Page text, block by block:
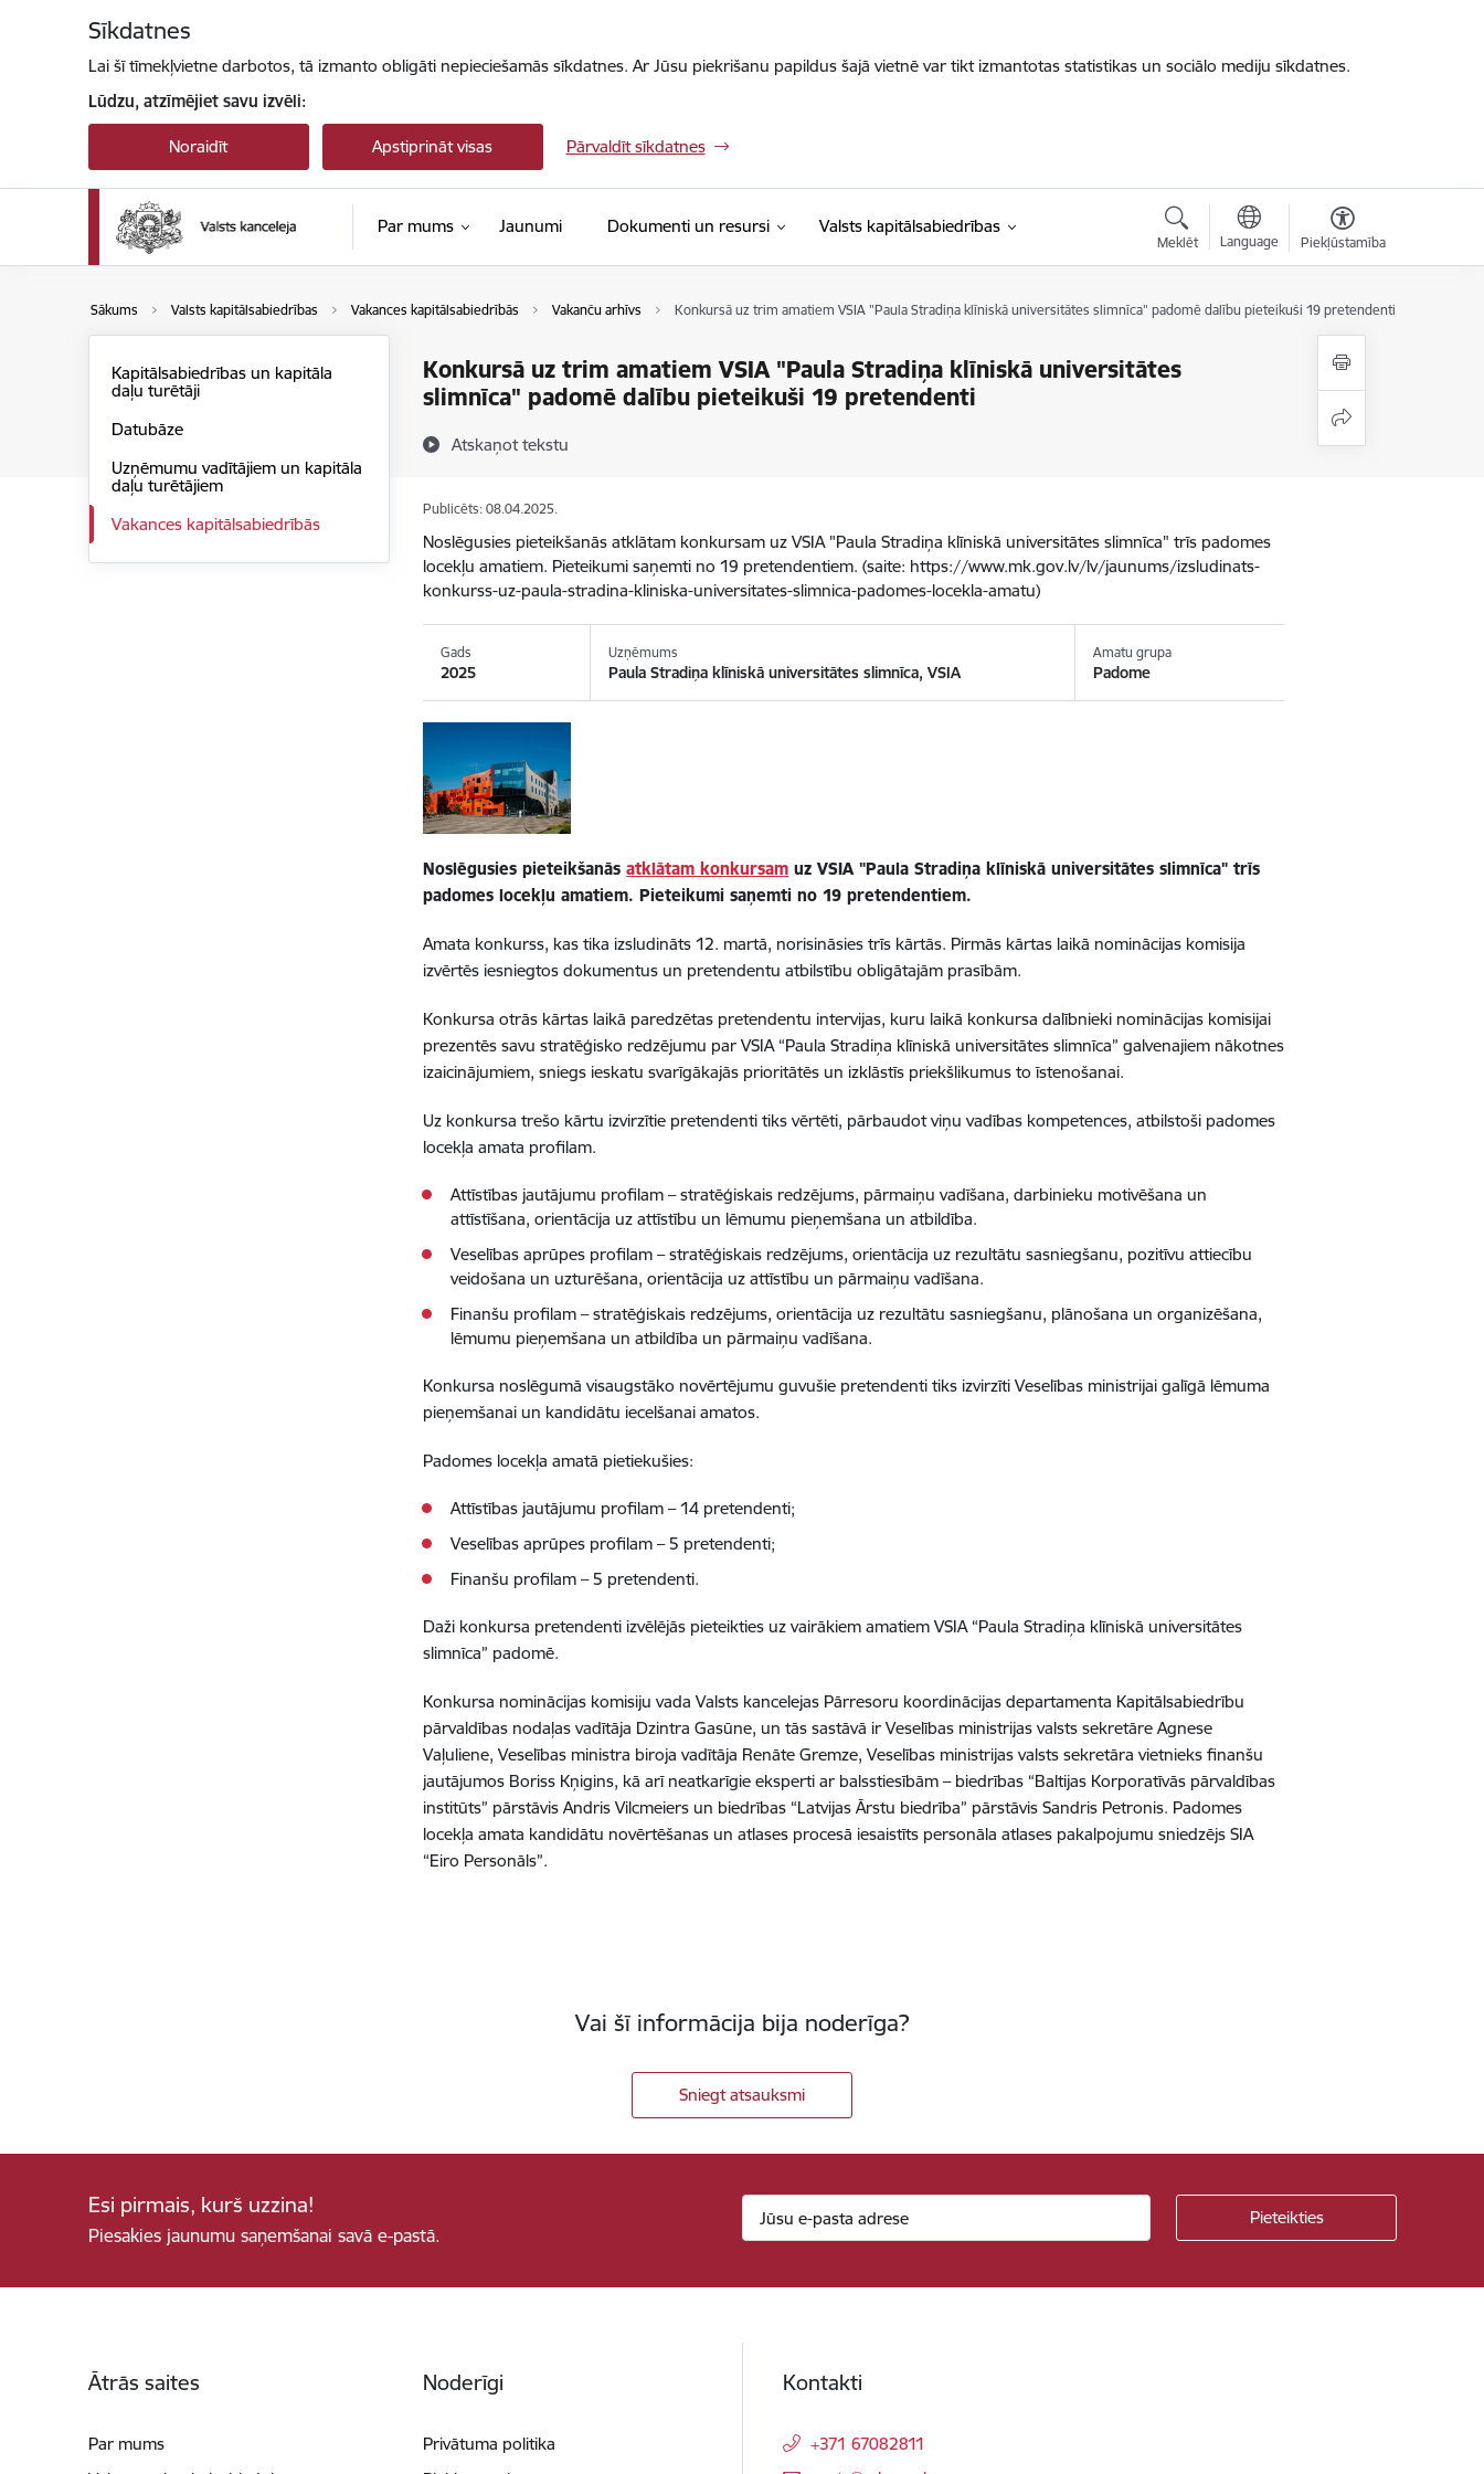
Sīkdatnes
Lai šī tīmekļvietne darbotos, tā izmanto obligāti nepieciešamās sīkdatnes. Ar Jūsu piekrišanu papildus šajā vietnē var tikt izmantotas statistikas un sociālo mediju sīkdatnes.
Lūdzu, atzīmējiet savu izvēli:
Noraidīt Apstiprināt visas Pārvaldīt sīkdatnes
Par mums Jaunumi Dokumenti un resursi Valsts kapitālsabiedrības
Meklēt Language Piekļūstamība
Sākums Valsts kapitālsabiedrības Vakances kapitālsabiedrībās Vakanču arhīvs Konkursā uz trim amatiem VSIA "Paula Stradiņa klīniskā universitātes slimnīca" padomē dalību pieteikuši 19 pretendenti
Konkursā uz trim amatiem VSIA "Paula Stradiņa klīniskā universitātes
slimnīca" padomē dalību pieteikuši 19 pretendenti
Atskaņot tekstu
Kapitālsabiedrības un kapitāla
daļu turētāji
Datubāze
Uzņēmumu vadītājiem un kapitāla
daļu turētājiem
Vakances kapitālsabiedrībās
Publicēts: 08.04.2025.
Noslēgusies pieteikšanās atklātam konkursam uz VSIA "Paula Stradiņa klīniskā universitātes slimnīca" trīs padomes
locekļu amatiem. Pieteikumi saņemti no 19 pretendentiem. (saite: https://www.mk.gov.lv/lv/jaunums/izsludinats-
konkurss-uz-paula-stradina-kliniska-universitates-slimnica-padomes-locekla-amatu)
Gads
2025
Uzņēmums
Paula Stradiņa klīniskā universitātes slimnīca, VSIA
Amatu grupa
Padome
Noslēgusies pieteikšanāsatklātam konkursam uz VSIA "Paula Stradiņa klīniskā universitātes slimnīca" trīs
padomes locekļu amatiem. Pieteikumi saņemti no 19 pretendentiem.
Amata konkurss, kas tika izsludināts 12. martā, norisināsies trīs kārtās. Pirmās kārtas laikā nominācijas komisija
izvērtēs iesniegtos dokumentus un pretendentu atbilstību obligātajām prasībām.
Konkursa otrās kārtas laikā paredzētas pretendentu intervijas, kuru laikā konkursa dalībnieki nominācijas komisijai
prezentēs savu stratēģisko redzējumu par VSIA “Paula Stradiņa klīniskā universitātes slimnīca” galvenajiem nākotnes
izaicinājumiem, sniegs ieskatu svarīgākajās prioritātēs un izklāstīs priekšlikumus to īstenošanai.
Uz konkursa trešo kārtu izvirzītie pretendenti tiks vērtēti, pārbaudot viņu vadības kompetences, atbilstoši padomes
locekļa amata profilam.
Attīstības jautājumu profilam – stratēģiskais redzējums, pārmaiņu vadīšana, darbinieku motivēšana un
attīstīšana, orientācija uz attīstību un lēmumu pieņemšana un atbildība.
Veselības aprūpes profilam – stratēģiskais redzējums, orientācija uz rezultātu sasniegšanu, pozitīvu attiecību
veidošana un uzturēšana, orientācija uz attīstību un pārmaiņu vadīšana.
Finanšu profilam – stratēģiskais redzējums, orientācija uz rezultātu sasniegšanu, plānošana un organizēšana,
lēmumu pieņemšana un atbildība un pārmaiņu vadīšana.
Konkursa noslēgumā visaugstāko novērtējumu guvušie pretendenti tiks izvirzīti Veselības ministrijai galīgā lēmuma
pieņemšanai un kandidātu iecelšanai amatos.
Padomes locekļa amatā pietiekušies:
Attīstības jautājumu profilam – 14 pretendenti;
Veselības aprūpes profilam – 5 pretendenti;
Finanšu profilam – 5 pretendenti.
Daži konkursa pretendenti izvēlējās pieteikties uz vairākiem amatiem VSIA “Paula Stradiņa klīniskā universitātes
slimnīca” padomē.
Konkursa nominācijas komisiju vada Valsts kancelejas Pārresoru koordinācijas departamenta Kapitālsabiedrību
pārvaldības nodaļas vadītāja Dzintra Gasūne, un tās sastāvā ir Veselības ministrijas valsts sekretāre Agnese
Vaļuliene, Veselības ministra biroja vadītāja Renāte Gremze, Veselības ministrijas valsts sekretāra vietnieks finanšu
jautājumos Boriss Kņigins, kā arī neatkarīgie eksperti ar balsstiesībām – biedrības “Baltijas Korporatīvās pārvaldības
institūts” pārstāvis Andris Vilcmeiers un biedrības “Latvijas Ārstu biedrība” pārstāvis Sandris Petronis. Padomes
locekļa amata kandidātu novērtēšanas un atlases procesā iesaistīts personāla atlases pakalpojumu sniedzējs SIA
“Eiro Personāls”.
Vai šī informācija bija noderīga?
Sniegt atsauksmi
Esi pirmais, kurš uzzina!
Piesakies jaunumu saņemšanai savā e-pastā.
Ātrās saites
Par mums
Noderīgi
Privātuma politika
Kontakti
+371 67082811